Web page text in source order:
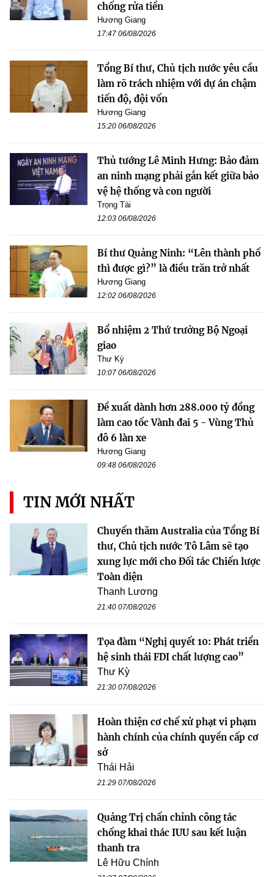
chống rửa tiền
Hương Giang
17:47 06/08/2026
Tổng Bí thư, Chủ tịch nước yêu cầu
làm rõ trách nhiệm với dự án chậm
tiến độ, đội vốn
Hương Giang
15:20 06/08/2026
Thủ tướng Lê Minh Hưng: Bảo đảm
an ninh mạng phải gắn kết giữa bảo
vệ hệ thống và con người
Trọng Tài
12:03 06/08/2026
Bí thư Quảng Ninh: “Lên thành phố
thì được gì?” là điều trăn trở nhất
Hương Giang
12:02 06/08/2026
Bổ nhiệm 2 Thứ trưởng Bộ Ngoại
giao
Thư Kỳ
10:07 06/08/2026
Đề xuất dành hơn 288.000 tỷ đồng
làm cao tốc Vành đai 5 - Vùng Thủ
đô 6 làn xe
Hương Giang
09:48 06/08/2026
TIN MỚI NHẤT
Chuyến thăm Australia của Tổng Bí
thư, Chủ tịch nước Tô Lâm sẽ tạo
xung lực mới cho Đối tác Chiến lược
Toàn diện
Thanh Lương
21:40 07/08/2026
Tọa đàm “Nghị quyết 10: Phát triển
hệ sinh thái FDI chất lượng cao”
Thư Kỳ
21:30 07/08/2026
Hoàn thiện cơ chế xử phạt vi phạm
hành chính của chính quyền cấp cơ
sở
Thái Hải
21:29 07/08/2026
Quảng Trị chấn chỉnh công tác
chống khai thác IUU sau kết luận
thanh tra
Lê Hữu Chính